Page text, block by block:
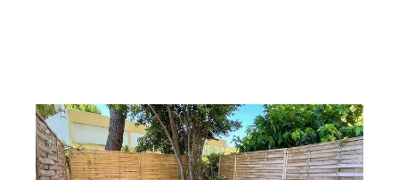
MONTPELLIER 34
61 m2, 3 pièces
Ref : 52041